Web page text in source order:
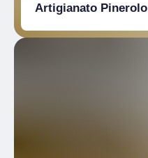
Artigianato Pinerolo